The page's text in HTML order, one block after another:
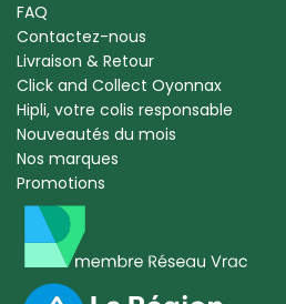
FAQ
Contactez-nous
Livraison & Retour
Click and Collect Oyonnax
Hipli, votre colis responsable
Nouveautés du mois
Nos marques
Promotions